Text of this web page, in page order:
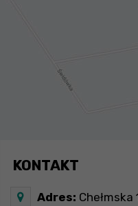
KONTAKT
Adres: Chełmska